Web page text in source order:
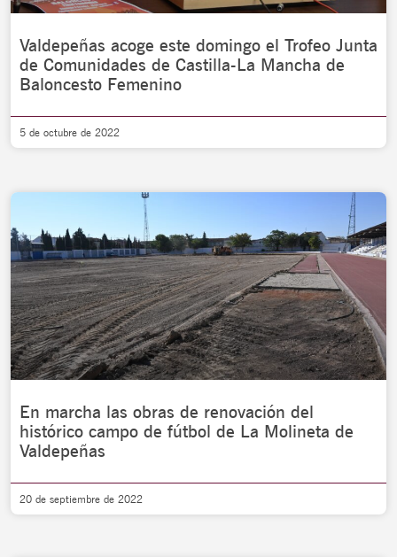
Valdepeñas acoge este domingo el Trofeo Junta
de Comunidades de Castilla-La Mancha de
Baloncesto Femenino
5 de octubre de 2022
En marcha las obras de renovación del
histórico campo de fútbol de La Molineta de
Valdepeñas
20 de septiembre de 2022